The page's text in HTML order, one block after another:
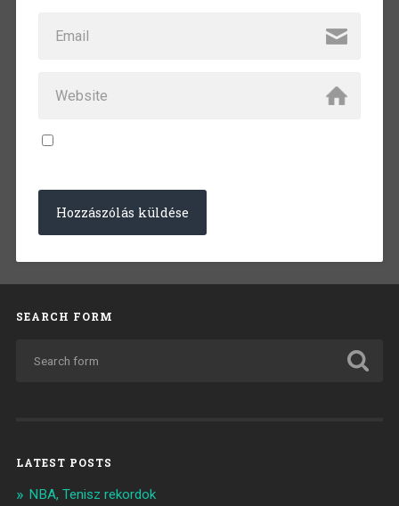
SEARCH FORM
LATEST POSTS
NBA, Tenisz rekordok